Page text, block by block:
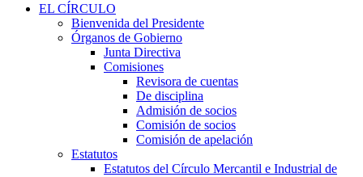
EL CÍRCULO
Bienvenida del Presidente
Órganos de Gobierno
Junta Directiva
Comisiones
Revisora de cuentas
De disciplina
Admisión de socios
Comisión de socios
Comisión de apelación
Estatutos
Estatutos del Círculo Mercantil e Industrial de